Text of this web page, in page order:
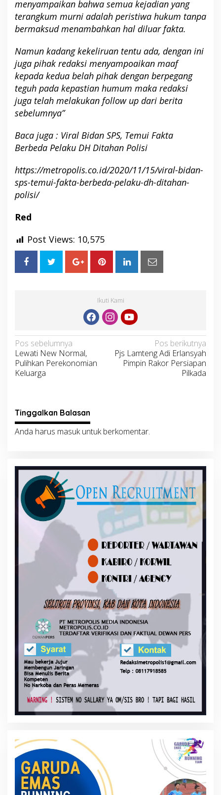
menyampaikan bahwa semua kejadian yang
terangkum murni adalah peristiwa hukum tanpa
bermaksud menambahkan hal diluar fakta.
Namun kadang kekeliruan tentu ada, dengan ini
juga pihak redaksi menyampoaikan maaf
kepada kedua belah pihak dengan berpegang
teguh pada kepastian humum maka redaksi
juga telah melakukan follow up dari berita
sebelumnya”
Baca juga : Viral Bidan SPS, Temui Fakta
Berbeda Pelaku DH Ditahan Polisi
https://metropolis.co.id/2020/11/15/viral-bidan-
sps-temui-fakta-berbeda-pelaku-dh-ditahan-
polisi/
Red
Post Views: 10,575
Ikuti Kami
Navigasi
pos
Pos sebelumnya
Lewati New Normal,
Pulihkan Perekonomian
Keluarga
Pos berikutnya
Pjs Lamteng Adi Erlansyah
Pimpin Rakor Persiapan
Pilkada
Tinggalkan Balasan
Anda harus masukuntuk berkomentar.